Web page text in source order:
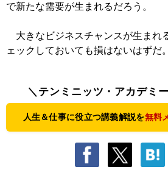
で新たな需要が生まれるだろう。
大きなビジネスチャンスが生まれ
ェックしておいても損はないはずだ。
＼テンミニッツ・アカデミ
人生＆仕事に役立つ講義解説を無料